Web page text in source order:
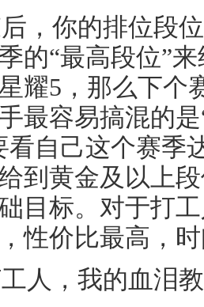
，你的排位段
的“最高段位”
耀5，那么下个
最容易搞混的
看自己这个赛季
到黄金及以上
目标。对于打
性价比最高，
人，我的血泪